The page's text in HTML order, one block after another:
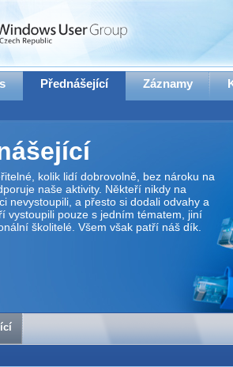
Přednášející Záznamy
kolik lidí dobrovolně, bez nároku na
naše aktivity. Někteří nikdy na
nevystoupili, a přesto si dodali odvahy a
vystoupili pouze s jedním tématem, jiní
školitelé. Všem však patří náš dík.